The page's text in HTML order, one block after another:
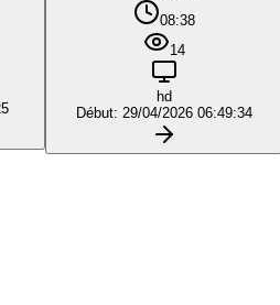
08:38
14
hd
Début: 29/04/2026 06:49:34